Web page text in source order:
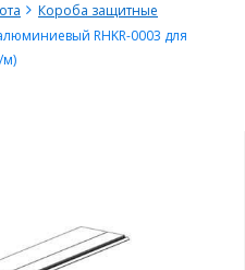
Короба защитные
RHKR-0003 для
м)